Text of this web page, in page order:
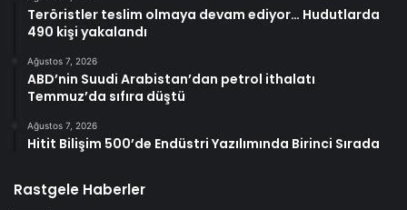
Teröristler teslim olmaya devam ediyor… Hudutlarda
490 kişi yakalandı
Ağustos 7, 2026
ABD’nin Suudi Arabistan’dan petrol ithalatı
Temmuz’da sıfıra düştü
Ağustos 7, 2026
Hitit Bilişim 500’de Endüstri Yazılımında Birinci Sırada
Rastgele Haberler